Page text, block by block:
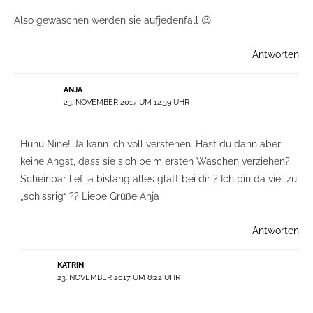
Also gewaschen werden sie aufjedenfall 😉
Antworten
ANJA
23. NOVEMBER 2017 UM 12:39 UHR
Huhu Nine! Ja kann ich voll verstehen. Hast du dann aber
keine Angst, dass sie sich beim ersten Waschen verziehen?
Scheinbar lief ja bislang alles glatt bei dir ? Ich bin da viel zu
„schissrig“ ?? Liebe Grüße Anja
Antworten
KATRIN
23. NOVEMBER 2017 UM 8:22 UHR